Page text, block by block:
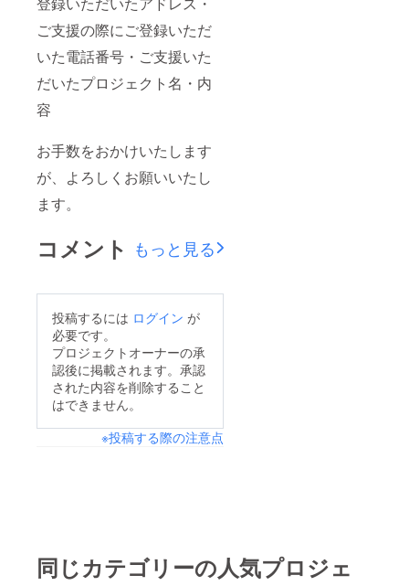
ご支援の際にご登録いただ
いた電話番号・ご支援いた
だいたプロジェクト名・内
容
お手数をおかけいたします
が、よろしくお願いいたし
ます。
コメント もっと見る
投稿するには ログイン が
必要です。
プロジェクトオーナーの承
認後に掲載されます。承認
された内容を削除すること
はできません。
※投稿する際の注意点
同じカテゴリーの人気プロジェ